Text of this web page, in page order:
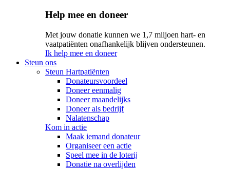
Help mee en doneer
Met jouw donatie kunnen we 1,7 miljoen hart- en
vaatpatiënten onafhankelijk blijven ondersteunen.
Ik help mee en doneer
Steun ons
Steun Hartpatiënten
Donateursvoordeel
Doneer eenmalig
Doneer maandelijks
Doneer als bedrijf
Nalatenschap
Kom in actie
Maak iemand donateur
Organiseer een actie
Speel mee in de loterij
Donatie na overlijden